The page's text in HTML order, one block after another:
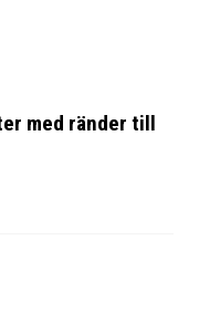
med ränder till